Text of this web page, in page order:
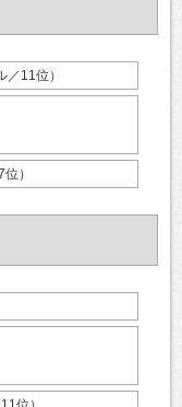
11位）
）